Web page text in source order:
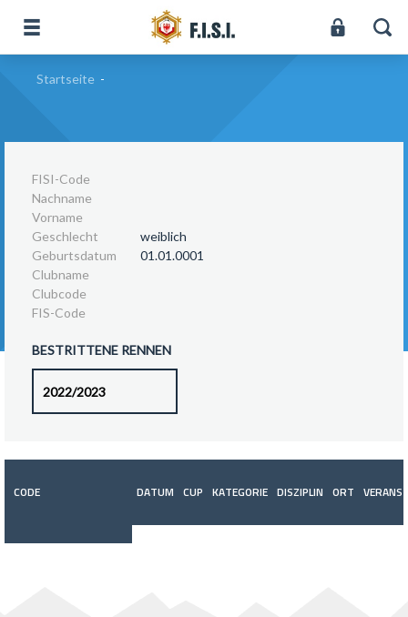
Startseite -
FISI-Code
Nachname
Vorname
Geschlecht
weiblich
Geburtsdatum
01.01.0001
Clubname
Clubcode
FIS-Code
BESTRITTENE RENNEN
CODE DATUM CUP KATEGORIE DISZIPLIN ORT